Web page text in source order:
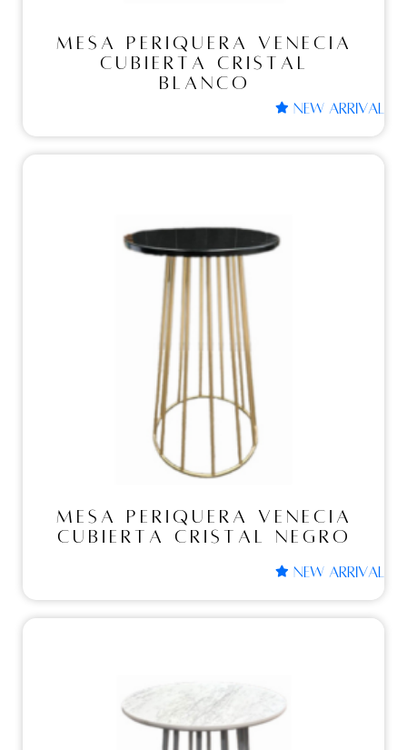
MESA PERIQUERA VENECIA
CUBIERTA CRISTAL
BLANCO
NEW ARRIVAL
MESA PERIQUERA VENECIA
CUBIERTA CRISTAL NEGRO
MESA PERIQUERA
VENECIA CUBIERTA
CRISTAL NEGRO
NEW ARRIVAL